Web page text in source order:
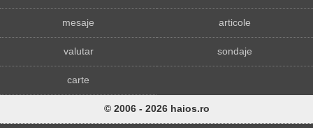
mesaje articole
valutar sondaje
carte
© 2006 - 2026 haios.ro